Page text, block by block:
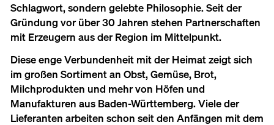
Schlagwort, sondern gelebte Philosophie. Seit der
Gründung vor über 30 Jahren stehen Partnerschaften
mit Erzeugern aus der Region im Mittelpunkt.
Diese enge Verbundenheit mit der Heimat zeigt sich
im großen Sortiment an Obst, Gemüse, Brot,
Milchprodukten und mehr von Höfen und
Manufakturen aus Baden-Württemberg. Viele der
Lieferanten arbeiten schon seit den Anfängen mit dem